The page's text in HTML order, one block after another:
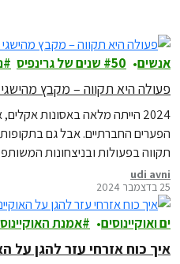
אנשים 50 שנים של גרינפיס
פעולה היא תקווה – מקבץ מהישגי
2024 הייתה מלאה באסונות
הפערים החברתיים. אבל גם
תקווה בפעולות ובניצחונות
udi avni
25 בדצמבר 2024
ים ואוקיינוסים אמנת
איך כוח אזרחי עזר להגן על